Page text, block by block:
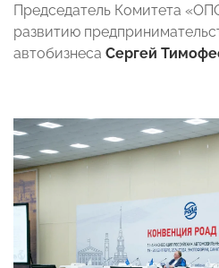
Председатель Комитета
развитию
автобизнеса Сергей